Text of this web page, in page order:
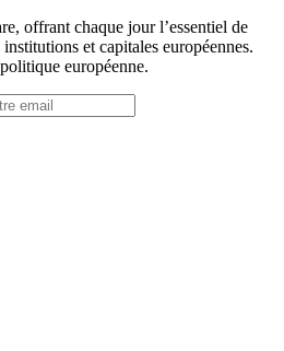
offrant chaque jour l’essentiel de
et capitales européennes.
européenne.